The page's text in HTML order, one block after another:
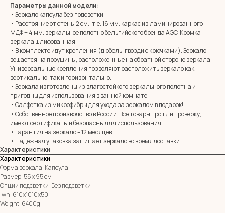
Параметры данной модели:
• Зеркало капсула без подсветки.
• Расстояние от стены 2 см., т.е. 16 мм. каркас из ламинированного
МДФ + 4 мм. зеркальное полотно бельгийского бренда AGC. Кромка
зеркала шлифованная.
• В комплекте идут крепления (дюбель-гвозди с крючками). Зеркало
вешается на проушины, расположенные на обратной стороне зеркала.
Универсальные крепления позволяют расположить зеркало как
вертикально, так и горизонтально.
• Зеркала изготовлены из влагостойкого зеркального полотна и
пригодны для использования в ванной комнате.
• Салфетка из микрофибры для ухода за зеркалом в подарок!
• Собственное производство в России. Все товары прошли проверку,
имеют сертификаты и безопасны для использования!
• Гарантия на зеркало – 12 месяцев.
• Надежная упаковка защищает зеркало во время доставки
Характеристики
Характеристики
Форма зеркала: Капсула
Размер: 55 х 95 см
Опции подсветки: Без подсветки
lwh: 610x1010x50
Weight: 6400g
MIRROR ROOM
+7 (961) 595-72-73
E-mail:
Адрес: 350037, г. Краснодар,
х. им. Ленина, ДНТ Виктория,
ул. Казачья, д. 2А
zerkala@ksk23.ru
Остались вопросы?
Оставь заявку и мы с Вами свяжемся
Имя